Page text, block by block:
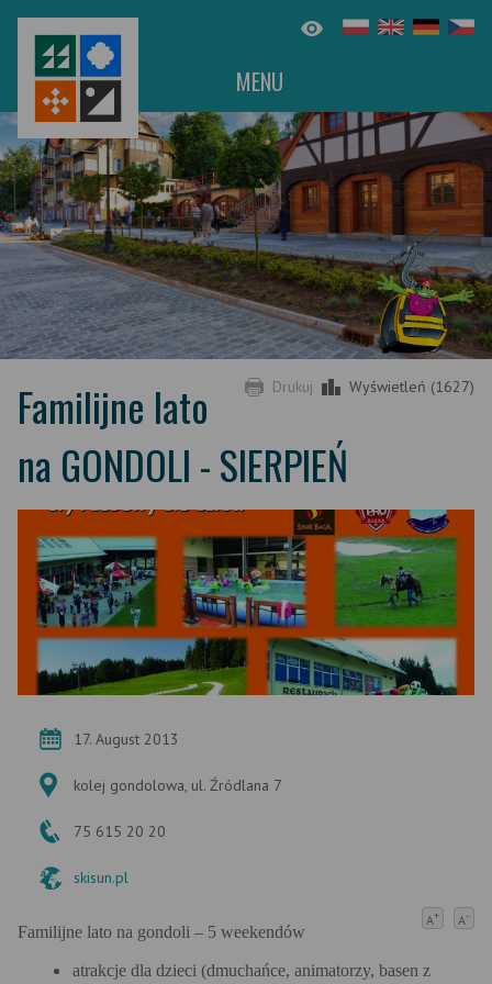
MENU
Drukuj Wyświetleń (1627)
Familijne lato
na GONDOLI - SIERPIEŃ
17. August 2013
kolej gondolowa, ul. Źródlana 7
75 615 20 20
skisun.pl
A+ A-
Familijne lato na gondoli – 5 weekendów
atrakcje dla dzieci (dmuchańce, animatorzy, basen z